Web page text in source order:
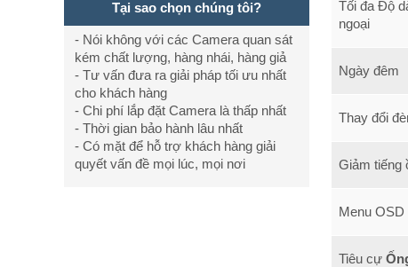
Tại sao chọn chúng tôi?
- Nói không với các Camera quan sát
kém chất lượng, hàng nhái, hàng giả
- Tư vấn đưa ra giải pháp tối ưu nhất
cho khách hàng
- Chi phí lắp đặt Camera là thấp nhất
- Thời gian bảo hành lâu nhất
- Có mặt để hỗ trợ khách hàng giải
quyết vấn đề mọi lúc, mọi nơi
Tối đa Độ
ngoại
Ngày đêm
Thay đổi
Giảm tiếng
Menu OSD
Tiêu cự